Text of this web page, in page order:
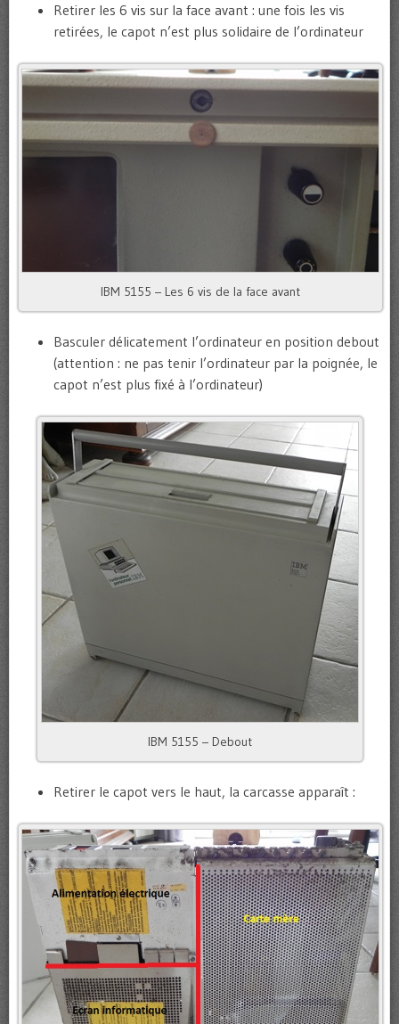
Retirer les 6 vis sur la face avant : une fois les vis
retirées, le capot n’est plus solidaire de l’ordinateur
IBM 5155 – Les 6 vis de la face avant
Basculer délicatement l’ordinateur en position debout
(attention : ne pas tenir l’ordinateur par la poignée, le
capot n’est plus fixé à l’ordinateur)
IBM 5155 – Debout
Retirer le capot vers le haut, la carcasse apparaît :